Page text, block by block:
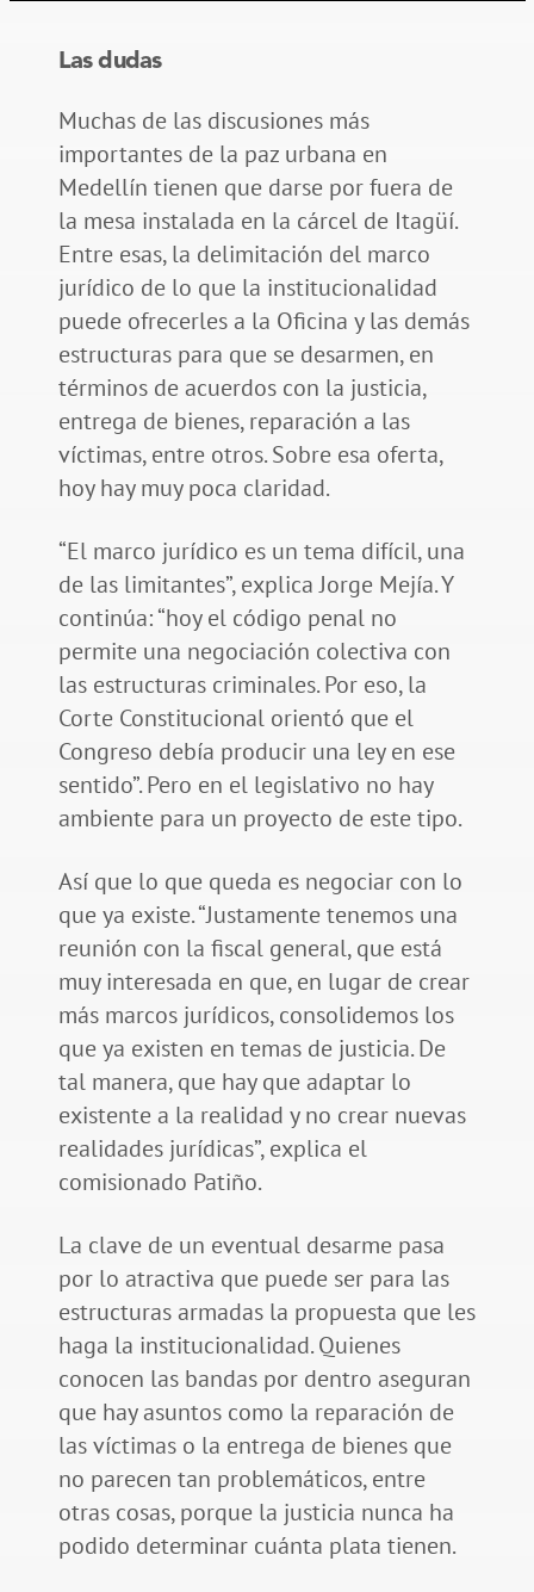
Las dudas
Muchas de las discusiones más
importantes de la paz urbana en
Medellín tienen que darse por fuera de
la mesa instalada en la cárcel de Itagüí.
Entre esas, la delimitación del marco
jurídico de lo que la institucionalidad
puede ofrecerles a la Oficina y las demás
estructuras para que se desarmen, en
términos de acuerdos con la justicia,
entrega de bienes, reparación a las
víctimas, entre otros. Sobre esa oferta,
hoy hay muy poca claridad.
“El marco jurídico es un tema difícil, una
de las limitantes”, explica Jorge Mejía. Y
continúa: “hoy el código penal no
permite una negociación colectiva con
las estructuras criminales. Por eso, la
Corte Constitucional orientó que el
Congreso debía producir una ley en ese
sentido”. Pero en el legislativo no hay
ambiente para un proyecto de este tipo.
Así que lo que queda es negociar con lo
que ya existe. “Justamente tenemos una
reunión con la fiscal general, que está
muy interesada en que, en lugar de crear
más marcos jurídicos, consolidemos los
que ya existen en temas de justicia. De
tal manera, que hay que adaptar lo
existente a la realidad y no crear nuevas
realidades jurídicas”, explica el
comisionado Patiño.
La clave de un eventual desarme pasa
por lo atractiva que puede ser para las
estructuras armadas la propuesta que les
haga la institucionalidad. Quienes
conocen las bandas por dentro aseguran
que hay asuntos como la reparación de
las víctimas o la entrega de bienes que
no parecen tan problemáticos, entre
otras cosas, porque la justicia nunca ha
podido determinar cuánta plata tienen.